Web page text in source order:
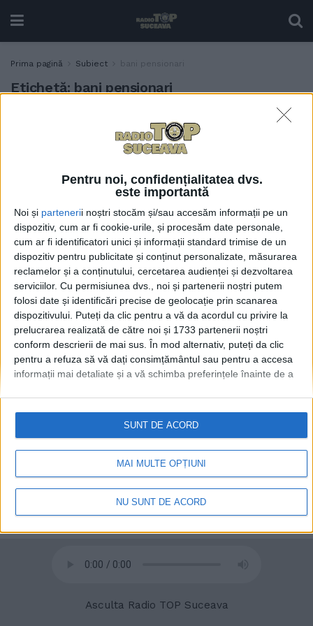
Pentru noi, confidențialitatea dvs.
este importantă
Noi și partenerii noștri stocăm și/sau accesăm informații pe un
dispozitiv, cum ar fi cookie-urile, și procesăm date personale,
cum ar fi identificatori unici și informații standard trimise de un
dispozitiv pentru publicitate și conținut personalizate, măsurarea
reclamelor și a conținutului, cercetarea audienței și dezvoltarea
serviciilor. Cu permisiunea dvs., noi și partenerii noștri putem
folosi date și identificări precise de geolocație prin scanarea
dispozitivului. Puteți da clic pentru a vă da acordul cu privire la
prelucrarea realizată de către noi și 1733 partenerii noștri
conform descrierii de mai sus. În mod alternativ, puteți da clic
pentru a refuza să vă dați consimțământul sau pentru a accesa
informații mai detaliate și a vă schimba preferințele înainte de a
retrageți consimțământul în orice moment, revenind la acest site
și făcând clic pe butonul "Confidențialitate" din partea de jos a
paginii web.
MAI MULTE OPȚIUNI
NU SUNT DE ACORD
SUNT DE ACORD
Prima pagină Subiect bani pensionari
Etichetă: bani pensionari
Președintele CJ Suceava,
Gheorghe Șoldan: 36.000
de pensionari cu venituri
de 250 de lei pentru
sărbători
10 MAI, 2026
Asculta Radio TOP Suceava